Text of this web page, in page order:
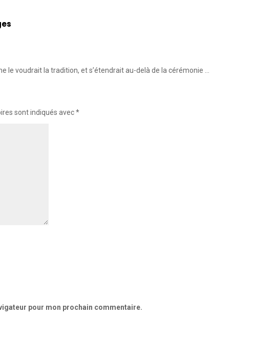
voudrait la tradition, et s’étendrait au-delà de la cérémonie …
sont indiqués avec*
pour mon prochain commentaire.